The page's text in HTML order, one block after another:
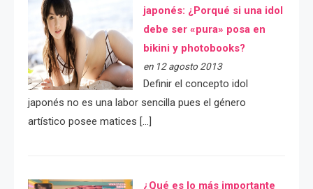
japonés: ¿Porqué si una idol
debe ser «pura» posa en
bikini y photobooks?
en 12 agosto 2013
Definir el concepto idol
japonés no es una labor sencilla pues el género
artístico posee matices […]
¿Qué es lo más importante